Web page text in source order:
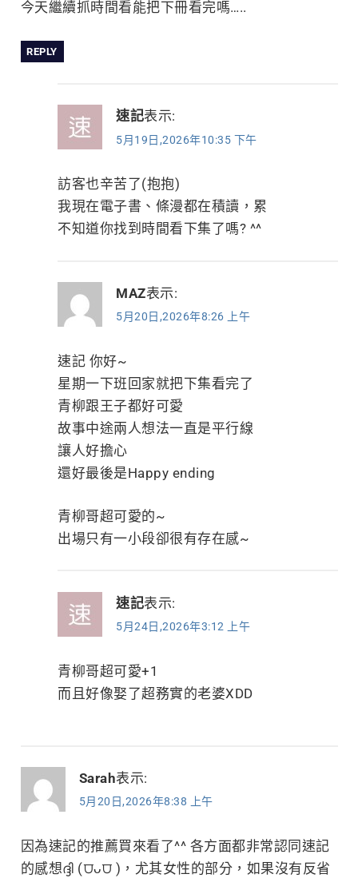
今天繼續抓時間看能把下冊看完嗎…..
REPLY
速記表示:
5月19日,2026年10:35 下午
訪客也辛苦了(抱抱)
我現在電子書、條漫都在積讀，累
不知道你找到時間看下集了嗎? ^^
MAZ表示:
5月20日,2026年8:26 上午
速記 你好~
星期一下班回家就把下集看完了
青柳跟王子都好可愛
故事中途兩人想法一直是平行線
讓人好擔心
還好最後是Happy ending
青柳哥超可愛的~
出場只有一小段卻很有存在感~
速記表示:
5月24日,2026年3:12 上午
青柳哥超可愛+1
而且好像娶了超務實的老婆XDD
Sarah表示:
5月20日,2026年8:38 上午
因為速記的推薦買來看了^^ 各方面都非常認同速記
的感想ദ്ദി (⩌ᴗ⩌ )，尤其女性的部分，如果沒有反省